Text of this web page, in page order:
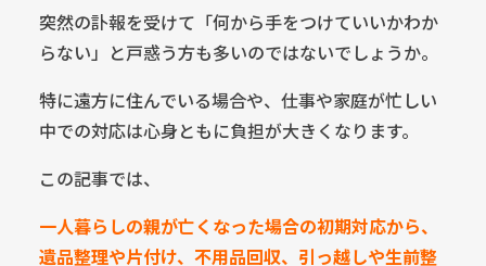
突然の訃報を受けて「何から手をつけていいかわか
らない」と戸惑う方も多いのではないでしょうか。
特に遠方に住んでいる場合や、仕事や家庭が忙しい
中での対応は心身ともに負担が大きくなります。
この記事では、
一人暮らしの親が亡くなった場合の初期対応から、
遺品整理や片付け、不用品回収、引っ越しや生前整